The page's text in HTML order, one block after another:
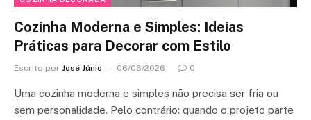
Cozinha Moderna e Simples: Ideias
Práticas para Decorar com Estilo
Escrito por José Júnio 06/06/2026 0
Uma cozinha moderna e simples não precisa ser fria ou
sem personalidade. Pelo contrário: quando o projeto parte